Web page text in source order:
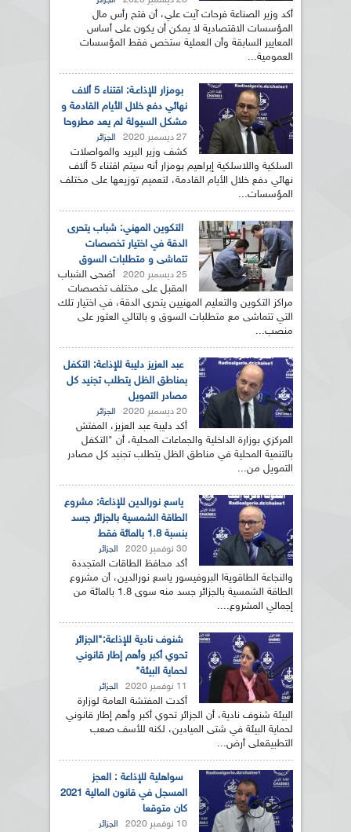
أكد وزير الصناعة فرحات آيت علي، أن فتح رأس مال
المؤسسات الاقتصادية لا يمكن أن يكون على أساس
المعايير السابقة وأن العملية ستخص فقط المؤسسات
العمومية...
بومزار للإذاعـة: اقتناء 5 ألاف
نهائي دفع خلال الأيام القادمة و
مشكل السيولة لم يعد مطروحا
27 ديسمبر 2020 الجزائر
كشف وزير البريد والمواصلات
السلكية واللاسلكية إبراهيم بومزار أنه سيتم اقتناء 5 ألاف
نهائي دفع خلال الأيام القادمة، لتعميم توزيعها على مختلف
المؤسسات...
التكوين المهني: شباب يتحرى
الدقة في اختيار تخصصات
تتماشى و متطلبات السوق
25 ديسمبر 2020
أضحى الشباب
المقبل على مختلف تخصصات
مراكز التكوين والتعليم المهنيين يتحرى الدقة، في اختيار تلك
التي تتماشى مع متطلبات السوق و بالتالي العثور على
منصب...
عبد العزيز دليبة للإذاعة: التكفل
بمناطق الظل يتطلب تجنيد كل
مصادر التمويل
20 ديسمبر 2020 الجزائر
أكد دليبة عبد العزيز، المفتش
المركزي بوزارة الداخلية والجماعات المحلية، أن "التكفل
بالتنمية المحلية في مناطق الظل يتطلب تجنيد كل مصادر
التمويل من...
ياسع نورالدين للإذاعة: مشروع
الطاقة الشمسية بالجزائر جسد
بنسبة 1.8 بالمائة فقط
30 نوفمبر 2020 الجزائر
أكد محافظ الطاقات المتجددة
والنجاعة الطاقويةا البروفيسور ياسع نورالدين، أن مشروع
الطاقة الشمسية بالجزائر جسد منه سوى 1.8 بالمائة من
إجمالي المشروع....
شنوف نادية للإذاعة:"الجزائر
تحوي أكبر وأهم إطار قانوني
لحماية البيئة"
11 نوفمبر 2020 الجزائر
أكدت المفتشة العامة لوزارة
البيئة شنوف نادية، أن الجزائر تحوي أكبر وأهم إطار قانوني
لحماية البيئة في شتى الميادين، لكنه للأسف صعب
التطبيقعلى أرض...
سواهلية للإذاعة : العجز
المسجل في قانون المالية 2021
كان متوقعا
10 نوفمبر 2020 الجزائر